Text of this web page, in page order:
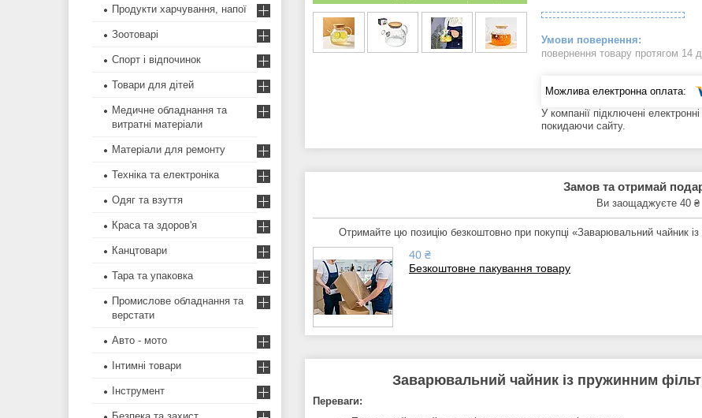
повернення товару протягом 14
У компанії підключені
покидаючи сайту.
Замов та отримай
Ви заощаджуєте 40 ₴
Отримайте цю позицію безкоштовно при покупці «Заварювальний чайник
40 ₴
Безкоштовне пакування товару
Заварювальний чайник із пружинним
Переваги:
Продукти харчування, напої
Зоотоварі
Спорт і відпочинок
Товари для дітей
Медичне обладнання та
витратні матеріали
Матеріали для ремонту
Техніка та електроніка
Одяг та взуття
Краса та здоров'я
Канцтовари
Тара та упаковка
Промислове обладнання та
верстати
Авто - мото
Інтимні товари
Інструмент